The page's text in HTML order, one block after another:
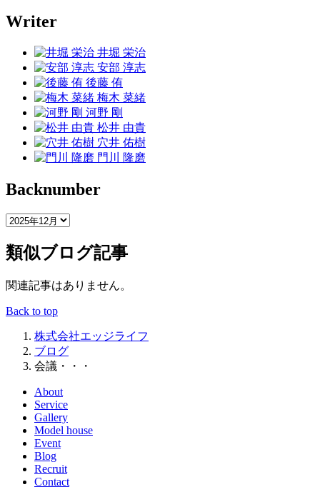
Writer
井堀 栄治
安部 淳志
後藤 侑
梅木 菜緒
河野 剛
松井 由貴
穴井 佑樹
門川 隆磨
Backnumber
類似ブログ記事
関連記事はありません。
Back to top
株式会社エッジライフ
ブログ
会議・・・
About
Service
Gallery
Model house
Event
Blog
Recruit
Contact